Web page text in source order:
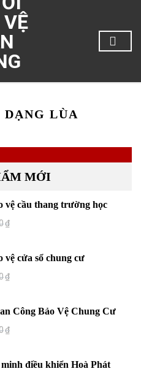
LÙA
MỚI
vệ cầu thang trường học
₫
vệ cửa sổ chung cư
₫
Công Bảo Vệ Chung Cư
₫
điều khiển Hoà Phát